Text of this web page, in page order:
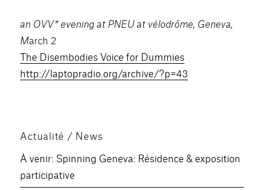
an OVV* evening at PNEU at vélodrôme, Geneva,
March 2
The Disembodies Voice for Dummies
http://laptopradio.org/archive/?p=43
Actualité / News
À venir: Spinning Geneva: Résidence & exposition
participative